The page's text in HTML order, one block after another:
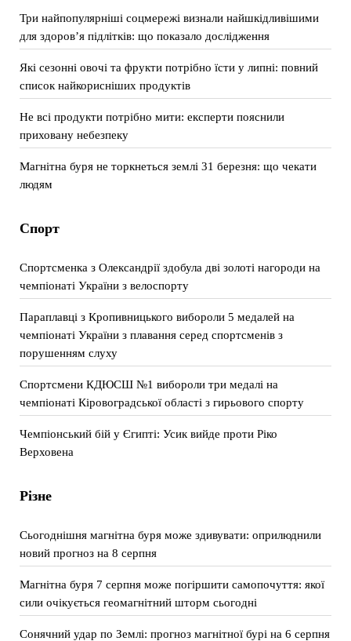
Три найпопулярніші соцмережі визнали найшкідливішими
для здоров’я підлітків: що показало дослідження
Які сезонні овочі та фрукти потрібно їсти у липні: повний
список найкорисніших продуктів
Не всі продукти потрібно мити: експерти пояснили
приховану небезпеку
Магнітна буря не торкнеться землі 31 березня: що чекати
людям
Спорт
Спортсменка з Олександрії здобула дві золоті нагороди на
чемпіонаті України з велоспорту
Параплавці з Кропивницького вибороли 5 медалей на
чемпіонаті України з плавання серед спортсменів з
порушенням слуху
Спортсмени КДЮСШ №1 вибороли три медалі на
чемпіонаті Кіровоградської області з гирьового спорту
Чемпіонський бій у Єгипті: Усик вийде проти Ріко
Верховена
Різне
Сьогоднішня магнітна буря може здивувати: оприлюднили
новий прогноз на 8 серпня
Магнітна буря 7 серпня може погіршити самопочуття: якої
сили очікується геомагнітний шторм сьогодні
Сонячний удар по Землі: прогноз магнітної бурі на 6 серпня